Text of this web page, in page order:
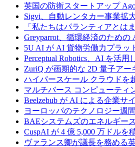
英国の防衛スタートアップ
Sigvi、自動レンタカー事業拡
「私たちはパランティアとは
Greyparrot、循環経済のため
5U AI が AI 貨物労働力プラッ
Perceptual Robotics、AI を活
ZuriQ が画期的な 2D 量子ア
ハイパースケール クラウドを
マルチバース コンピューティ
Beelzebub が AI による企業サ
ヨーロッパのテクノロジー週
BAEシステムズのエネルギー
CuspAI が 4 億 5,000 万ドルを
ヴァランス卿が議長を務める